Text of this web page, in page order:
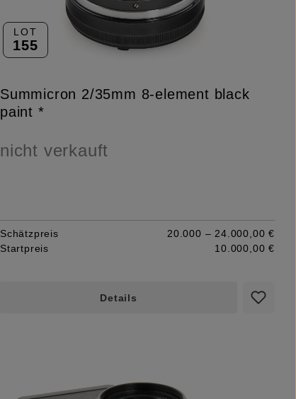
LOT
155
Summicron 2/35mm 8-element black
paint *
nicht verkauft
Schätzpreis
20.000 – 24.000,00 €
Startpreis
10.000,00 €
Details